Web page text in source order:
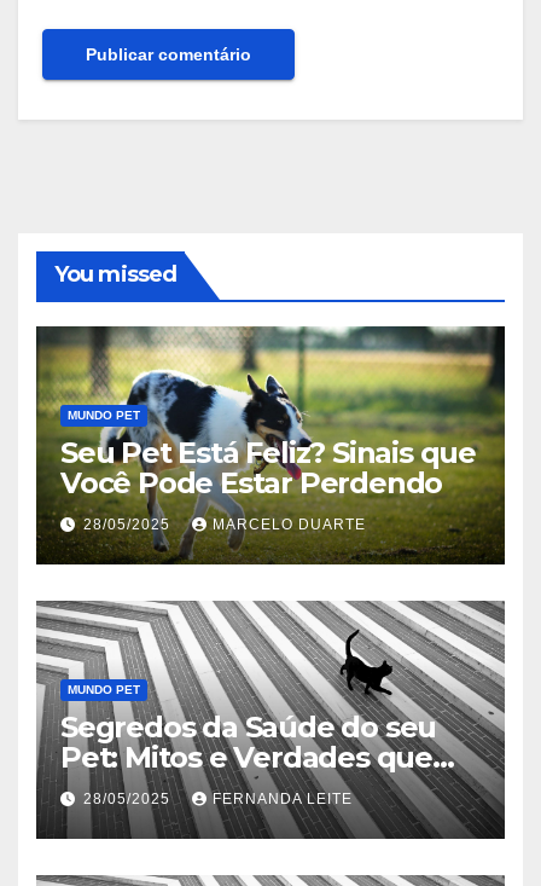
You missed
MUNDO PET
Seu Pet Está Feliz? Sinais que
Você Pode Estar Perdendo
28/05/2025 MARCELO DUARTE
MUNDO PET
Segredos da Saúde do seu
Pet: Mitos e Verdades que
Podem Salvar sua Vida
28/05/2025 FERNANDA LEITE